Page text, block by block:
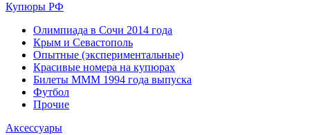
Купюры РФ
Олимпиада в Сочи 2014 года
Крым и Севастополь
Опытные (экспериментальные)
Красивые номера на купюрах
Билеты МММ 1994 года выпуска
Футбол
Прочие
Аксессуары